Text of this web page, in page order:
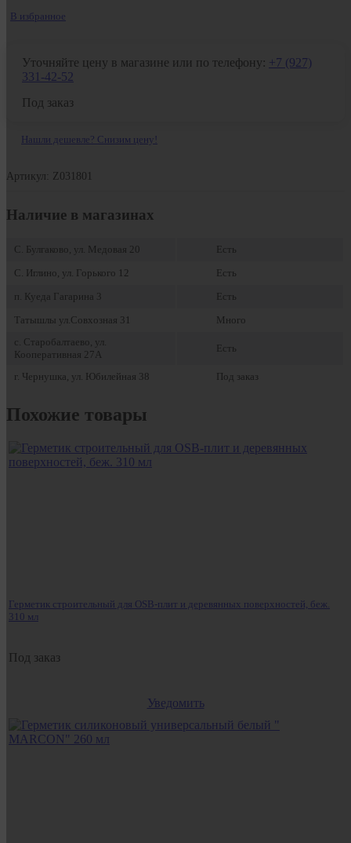
В избранное
Уточняйте цену в магазине или по телефону: +7 (927)
331-42-52
Под заказ
Нашли дешевле? Снизим цену!
Артикул: Z031801
Наличие в магазинах
С. Булгаково, ул. Медовая 20
Есть
С. Иглино, ул. Горького 12
Есть
п. Куеда Гагарина 3
Есть
Татышлы ул.Совхозная 31
Много
с. Старобалтаево, ул.
Кооперативная 27А
Есть
г. Чернушка, ул. Юбилейная 38 Под заказ
Похожие товары
Герметик строительный для OSB-плит и деревянных поверхностей, беж.
310 мл
Под заказ
Уведомить